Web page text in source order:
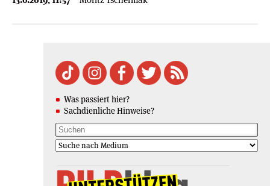
Was passiert hier?
Sachdienliche Hinweise?